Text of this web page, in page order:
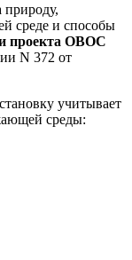
природу,
среде и способы
проекта ОВОС
N 372 от
учитывает
среды: